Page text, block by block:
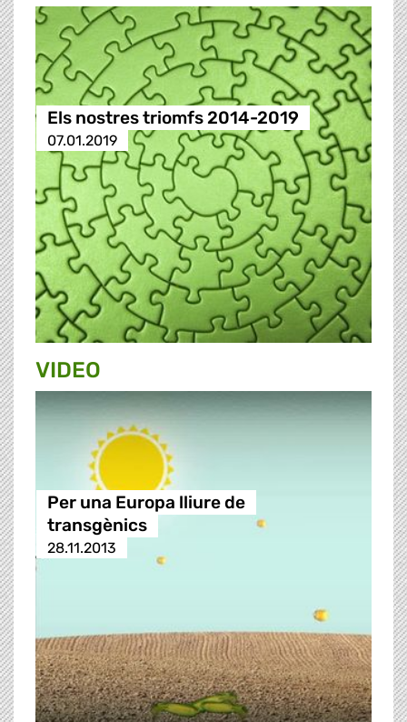
Els nostres triomfs 2014-2019
07.01.2019
VIDEO
Per una Europa lliure de
transgènics
28.11.2013